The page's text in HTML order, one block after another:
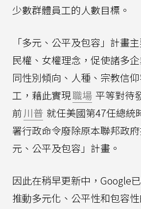
少數群體員工的人數目標。
「多元、公平及包容」計畫
民權、女權理念，促使諸多
同性別傾向、人種、宗教信
工，藉此實現職場 平等對待
前川普 就任美國第47任總統
署行政命令廢除原本聯邦政
元、公平及包容」計畫。
因此在稍早更新中，Google
推動多元化、公平性和包容